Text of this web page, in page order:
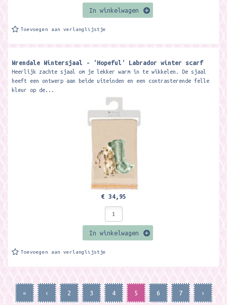
In winkelwagen
Toevoegen aan verlanglijstje
Wrendale Wintersjaal - 'Hopeful' Labrador winter scarf
Heerlijk zachte sjaal om je lekker warm in te wikkelen. De sjaal
heeft een ontwerp aan beide uiteinden en een contrasterende felle
kleur op de...
€ 34,95
In winkelwagen
Toevoegen aan verlanglijstje
« ‹ 2 3 4 5 6 7 ›